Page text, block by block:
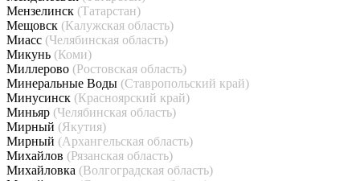
Мензелинск (Татарстан)
Мещовск (Калужская область)
Миасс (Челябинская область)
Микунь (Коми)
Миллерово (Ростовская область)
Минеральные Воды (Ставропольский край)
Минусинск (Красноярский край)
Миньяр (Челябинская область)
Мирный (Якутия)
Мирный (Архангельская область)
Михайлов (Рязанская область)
Михайловка (Волгоградская область)